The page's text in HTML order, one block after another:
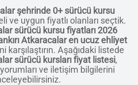
şehrinde 0+ sürücü kursu
ve uygun fiyatlı olanları seçtik.
sürücü kursu fiyatları 2026
Atkaracalar en ucuz ehliyet
karşılaştırın. Aşağıdaki listede
sürücü kursları fiyat listesi,
ve iletişim bilgilerini